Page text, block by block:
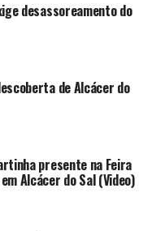
desassoreamento do
de Alcácer do
presente na Feira
Alcácer do Sal (Video)